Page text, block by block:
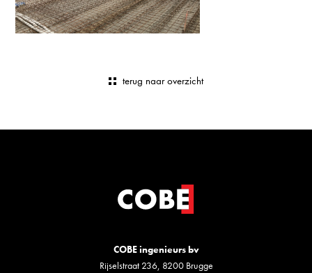
terug naar overzicht
COBE ingenieurs bv
Rijselstraat 236, 8200 Brugge